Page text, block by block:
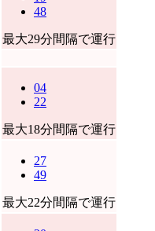
48
最大29分間隔で運行
04
22
最大18分間隔で運行
27
49
最大22分間隔で運行